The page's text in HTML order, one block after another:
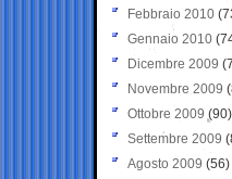
Febbraio 2010
Gennaio 2010
Dicembre 2009
Novembre 2009
Ottobre 2009 (90)
Settembre 2009
Agosto 2009 (56)